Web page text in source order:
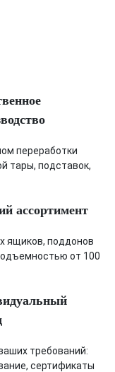
переработки
тары, подставок,
ассортимент
ящиков, поддонов
от 100
требований:
сертификаты